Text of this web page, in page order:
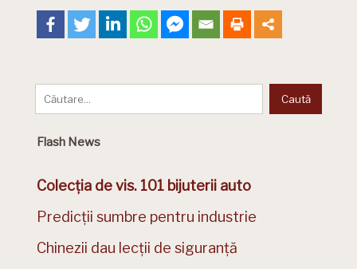
Flash News
Colecția de vis. 101 bijuterii auto
Predicții sumbre pentru industrie
Chinezii dau lecții de siguranță